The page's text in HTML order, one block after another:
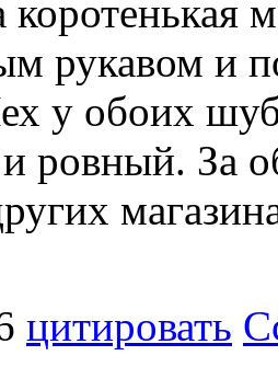
рукавом и
у обоих
ровный. За
цитировать